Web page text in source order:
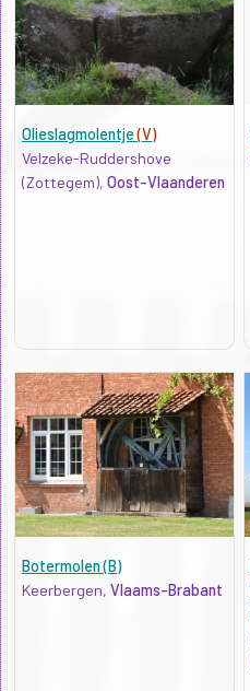
Olieslagmolentje(V)
Velzeke-Ruddershove
(Zottegem), Oost-Vlaanderen
Botermolen (B)
Keerbergen, Vlaams-Brabant